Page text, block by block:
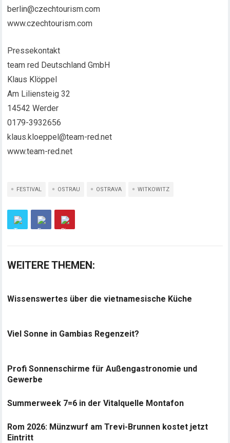
berlin@czechtourism.com
www.czechtourism.com
Pressekontakt
team red Deutschland GmbH
Klaus Klöppel
Am Liliensteig 32
14542 Werder
0179-3932656
klaus.kloeppel@team-red.net
www.team-red.net
FESTIVAL OSTRAU OSTRAVA WITKOWITZ
WEITERE THEMEN:
Wissenswertes über die vietnamesische Küche
Viel Sonne in Gambias Regenzeit?
Profi Sonnenschirme für Außengastronomie und
Gewerbe
Summerweek 7=6 in der Vitalquelle Montafon
Rom 2026: Münzwurf am Trevi-Brunnen kostet jetzt
Eintritt